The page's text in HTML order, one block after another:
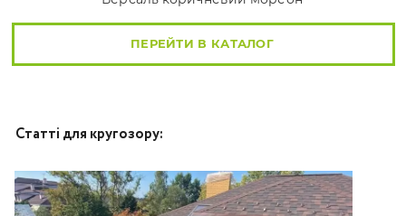
ПЕРЕЙТИ В КАТАЛОГ
Статті для кругозору: